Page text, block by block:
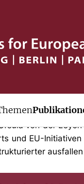
vor
von der
und EU-